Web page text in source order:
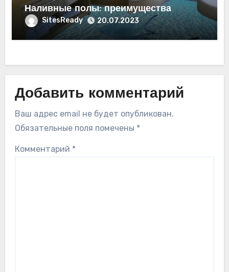
Наливные полы: преимущества
SitesReady 20.07.2023
Добавить комментарий
Ваш адрес email не будет опубликован.
Обязательные поля помечены *
Комментарий *